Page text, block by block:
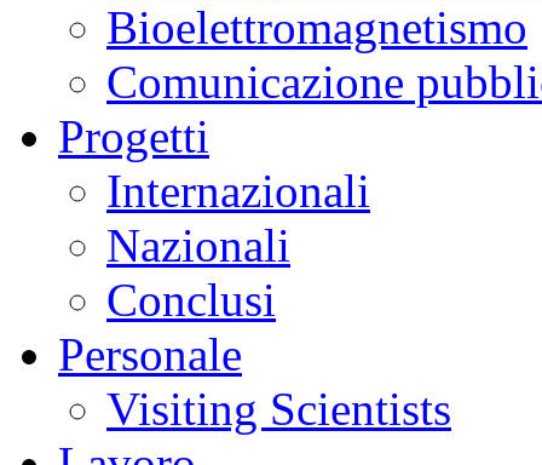
Bioelettromagnetismo
Comunicazione
Progetti
Internazionali
Nazionali
Conclusi
Personale
Visiting Scientists